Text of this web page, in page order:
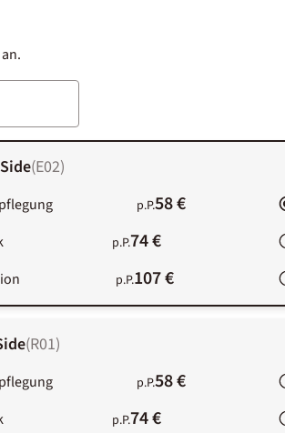
an.
(E02)
p.P.58 €
p.P.74 €
p.P.107 €
(R01)
p.P.58 €
p.P.74 €